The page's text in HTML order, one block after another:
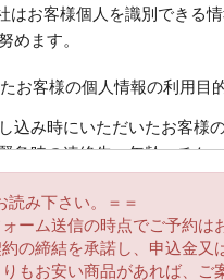
はお客様個人を識別できる
めます。
お客様の個人情報の利用目
込み時にいただいたお客様
急時の連絡先、年齢、チケ
との連絡に利用させていた
目的に必要な限度で提供す
にもご利用させていただき
ます。
読み下さい。＝＝
ーム送信の時点でご予約は
の締結を承諾し、申込金又
もお安い商品があれば、ご